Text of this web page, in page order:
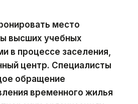
место
высших учебных
в процессе заселения,
центр. Специалисты
обращение
временного жилья